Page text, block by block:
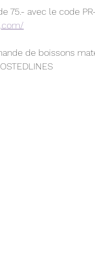
de boissons
BOOSTEDLINES